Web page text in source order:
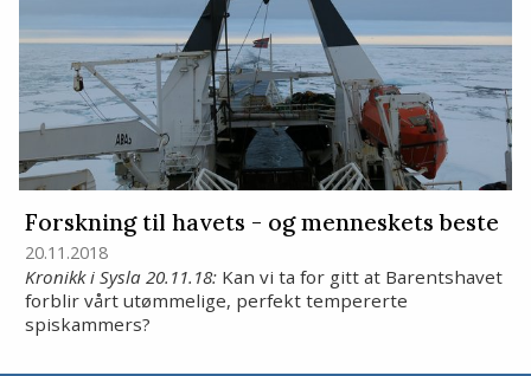
Forskning til havets - og menneskets beste
20.11.2018
Kronikk i Sysla 20.11.18: Kan vi ta for gitt at Barentshavet
forblir vårt utømmelige, perfekt tempererte
spiskammers?